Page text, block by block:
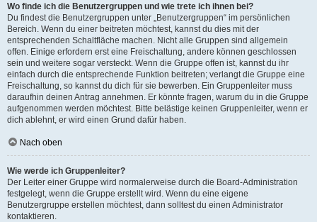
Wo finde ich die Benutzergruppen und wie trete ich ihnen bei?
Du findest die Benutzergruppen unter „Benutzergruppen“ im persönlichen
Bereich. Wenn du einer beitreten möchtest, kannst du dies mit der
entsprechenden Schaltfläche machen. Nicht alle Gruppen sind allgemein
offen. Einige erfordern erst eine Freischaltung, andere können geschlossen
sein und weitere sogar versteckt. Wenn die Gruppe offen ist, kannst du ihr
einfach durch die entsprechende Funktion beitreten; verlangt die Gruppe eine
Freischaltung, so kannst du dich für sie bewerben. Ein Gruppenleiter muss
daraufhin deinen Antrag annehmen. Er könnte fragen, warum du in die Gruppe
aufgenommen werden möchtest. Bitte belästige keinen Gruppenleiter, wenn er
dich ablehnt, er wird einen Grund dafür haben.
Nach oben
Wie werde ich Gruppenleiter?
Der Leiter einer Gruppe wird normalerweise durch die Board-Administration
festgelegt, wenn die Gruppe erstellt wird. Wenn du eine eigene
Benutzergruppe erstellen möchtest, dann solltest du einen Administrator
kontaktieren.